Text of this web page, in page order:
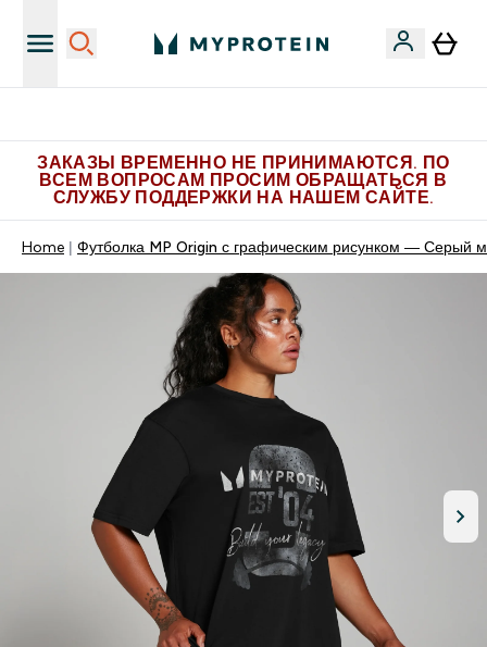
ЗАКАЗЫ ВРЕМЕННО НЕ ПРИНИМАЮТСЯ. ПО
ВСЕМ ВОПРОСАМ ПРОСИМ ОБРАЩАТЬСЯ В
СЛУЖБУ ПОДДЕРЖКИ НА НАШЕМ САЙТЕ.
Home Футболка MP Origin с графическим рисунком — Серый